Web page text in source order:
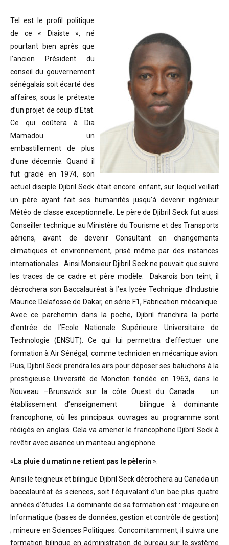
Tel est le profil politique
de ce « Diaiste », né
pourtant bien après que
l’ancien Président du
conseil du gouvernement
sénégalais soit écarté des
affaires, sous le prétexte
d’un projet de coup d’Etat.
Ce qui coûtera à Dia
Mamadou un
embastillement de plus
d’une décennie. Quand il
fut gracié en 1974, son
actuel disciple Djibril Seck était encore enfant, sur lequel veillait
un père ayant fait ses humanités jusqu’à devenir ingénieur
Météo de classe exceptionnelle. Le père de Djibril Seck fut aussi
Conseiller technique au Ministère du Tourisme et des Transports
aériens, avant de devenir Consultant en changements
climatiques et environnement, prisé même par des instances
internationales. Ainsi Monsieur Djibril Seck ne pouvait que suivre
les traces de ce cadre et père modèle. Dakarois bon teint, il
décrochera son Baccalauréat à l’ex lycée Technique d’Industrie
Maurice Delafosse de Dakar, en série F1, Fabrication mécanique.
Avec ce parchemin dans la poche, Djibril franchira la porte
d’entrée de l’Ecole Nationale Supérieure Universitaire de
Technologie (ENSUT). Ce qui lui permettra d’effectuer une
formation à Air Sénégal, comme technicien en mécanique avion.
Puis, Djibril Seck prendra les airs pour déposer ses baluchons à la
prestigieuse Université de Moncton fondée en 1963, dans le
Nouveau –Brunswick sur la côte Ouest du Canada : un
établissement d’enseignement bilingue à dominante
francophone, où les principaux ouvrages au programme sont
rédigés en anglais. Cela va amener le francophone Djibril Seck à
revêtir avec aisance un manteau anglophone.
«La pluie du matin ne retient pas le pèlerin ».
Ainsi le teigneux et bilingue Djibril Seck décrochera au Canada un
baccalauréat ès sciences, soit l’équivalant d’un bac plus quatre
années d’études. La dominante de sa formation est : majeure en
Informatique (bases de données, gestion et contrôle de gestion)
; mineure en Sciences Politiques. Concomitamment, il suivra une
formation bilingue en administration de bureau sur le système